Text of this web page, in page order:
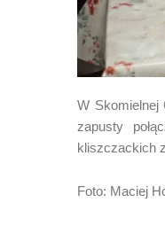
W Skomielnej
zapusty
kliszczackich
Foto: Maciej